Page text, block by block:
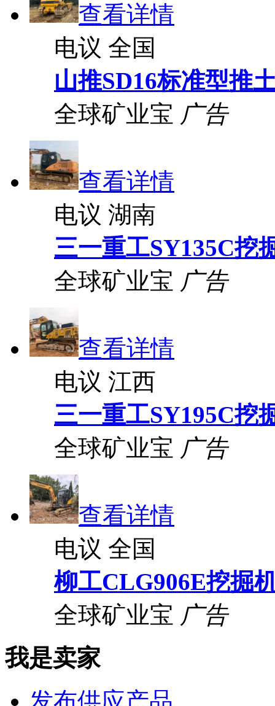
查看详情
电议 全国
山推SD16标准型推
全球矿业宝 广告
查看详情
电议 湖南
三一重工SY135C挖
全球矿业宝 广告
查看详情
电议 江西
三一重工SY195C挖
全球矿业宝 广告
查看详情
电议 全国
柳工CLG906E挖掘
全球矿业宝 广告
我是卖家
发布供应产品